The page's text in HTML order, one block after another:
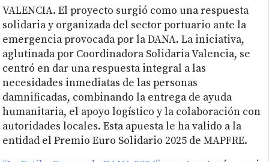
VALENCIA. El proyecto surgió como una respuesta
solidaria y organizada del sector portuario ante la
emergencia provocada por la DANA. La iniciativa,
aglutinada por Coordinadora Solidaria Valencia, se
centró en dar una respuesta integral a las
necesidades inmediatas de las personas
damnificadas, combinando la entrega de ayuda
humanitaria, el apoyo logístico y la colaboración con
autoridades locales. Esta apuesta le ha valido a la
entidad el Premio Euro Solidario 2025 de MAPFRE.